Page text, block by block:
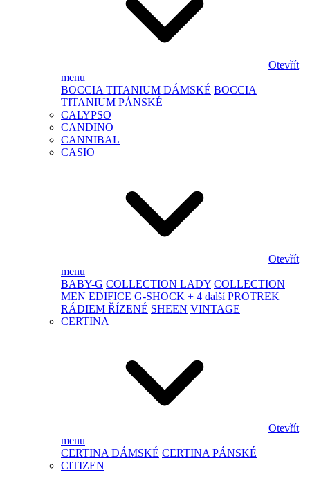
Otevřít
menu
BOCCIA TITANIUM DÁMSKÉ BOCCIA
TITANIUM PÁNSKÉ
CALYPSO
CANDINO
CANNIBAL
CASIO
Otevřít
menu
BABY-G COLLECTION LADY COLLECTION
MEN EDIFICE G-SHOCK + 4 další PROTREK
RÁDIEM ŘÍZENÉ SHEEN VINTAGE
CERTINA
Otevřít
menu
CERTINA DÁMSKÉ CERTINA PÁNSKÉ
CITIZEN